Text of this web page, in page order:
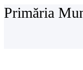
Primăria